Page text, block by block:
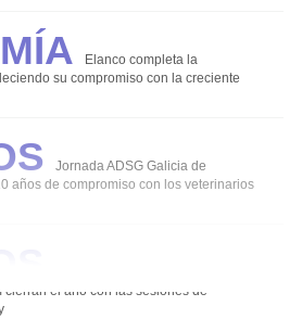
en el ordeño
en Terneros
Contagiosa
Elanco completa la
su compromiso con la creciente
Jornada ADSG Galicia de
años de compromiso con los veterinarios
el año con las sesiones de